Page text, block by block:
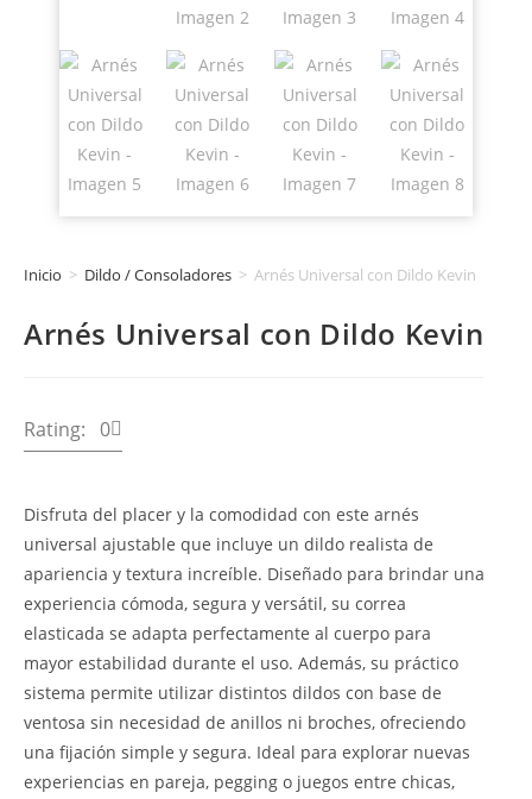
Inicio > Dildo / Consoladores > Arnés Universal con Dildo Kevin
Arnés Universal con Dildo Kevin
Rating: 0
Disfruta del placer y la comodidad con este arnés
universal ajustable que incluye un dildo realista de
apariencia y textura increíble. Diseñado para brindar una
experiencia cómoda, segura y versátil, su correa
elasticada se adapta perfectamente al cuerpo para
mayor estabilidad durante el uso. Además, su práctico
sistema permite utilizar distintos dildos con base de
ventosa sin necesidad de anillos ni broches, ofreciendo
una fijación simple y segura. Ideal para explorar nuevas
experiencias en pareja, pegging o juegos entre chicas,